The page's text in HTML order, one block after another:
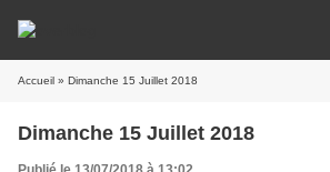
Accueil » Dimanche 15 Juillet 2018
Dimanche 15 Juillet 2018